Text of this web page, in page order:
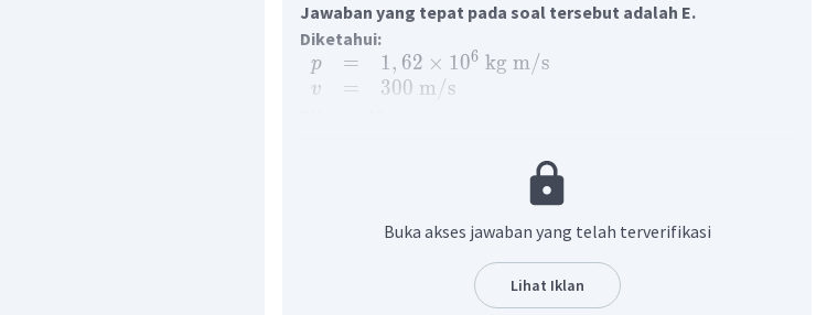
Jawaban yang tepat pada soal tersebut adalah E.
Diketahui:
p
v
=
=
1, 62 × 106 kg m/s
300 m/s
Momentum adalah perkalian antara massa dengan
kecepatan Dengan demikian massa dirumuskan dengan
persamaan:Buka akses jawaban yang telah terverifikasi
Lihat Iklan